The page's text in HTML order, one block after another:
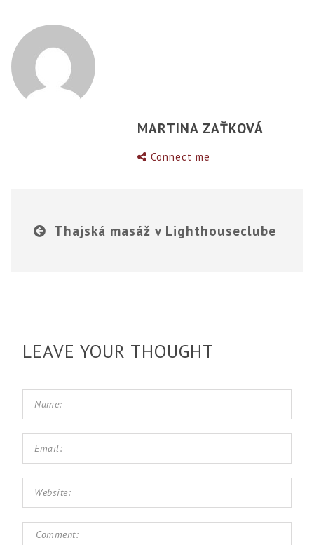
MARTINA ZAŤKOVÁ
Connect me
Thajská masáž v Lighthouseclube
LEAVE YOUR THOUGHT